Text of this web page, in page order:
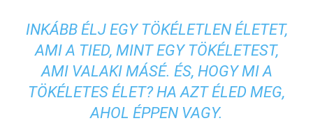
INKÁBB ÉLJ EGY TÖKÉLETLEN ÉLETET,
AMI A TIED, MINT EGY TÖKÉLETEST,
AMI VALAKI MÁSÉ. ÉS, HOGY MI A
TÖKÉLETES ÉLET? HA AZT ÉLED MEG,
AHOL ÉPPEN VAGY.